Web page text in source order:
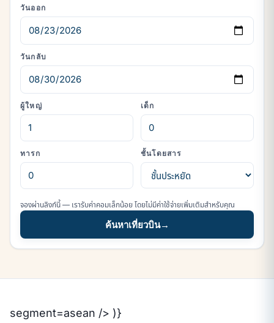
วันออก
วันกลับ
ผู้ใหญ่ เด็ก
ทารก ชั้นโดยสาร
จองผ่านลิงก์นี้ — เรารับค่าคอมเล็กน้อย โดยไม่มีค่าใช้จ่ายเพิ่มเติมสำหรับคุณ
ค้นหาเที่ยวบิน→
segment=asean /> )}